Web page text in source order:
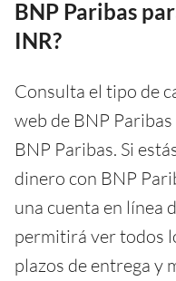
BNP Paribas
INR?
Consulta el tipo de
web de BNP
BNP Paribas. Si
dinero con BNP
una cuenta en línea
permitirá ver todos
plazos de entrega y